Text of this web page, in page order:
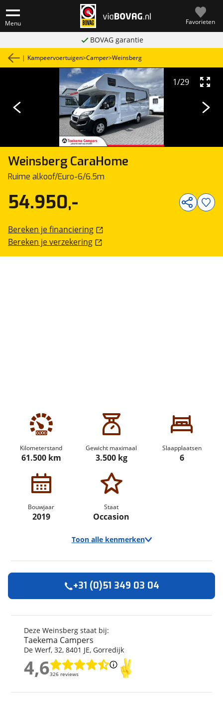
Menu Favorieten
BOVAG garantie
| Kampeervoertuigen>Camper>Weinsberg
Weinsberg CaraHome
Ruime alkoof/Euro-6/6.5m
1/29
Kilometerstand
61.500 km
Gewicht maximaal
3.500 kg
Slaapplaatsen
6
Bouwjaar
2019
Staat
Occasion
Toon alle kenmerken
Merk
Weinsberg
Automerk camper
Model
Kilometerstand
61.500 km
Bouwjaar
2019
Alkoof
Soort voertuig
Camper
54.950,-
Bereken je financiering
Bereken je verzekering
Deze Weinsberg staat bij:
Taekema Campers
De Werf, 32, 8401 JE, Gorredijk
4,6326 reviews
4,6
+31 (0)51 349 03 04